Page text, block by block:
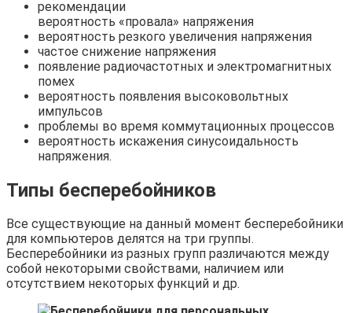
вероятность «провала» напряжения
вероятность резкого увеличения напряжения
частое снижение напряжения
появление радиочастотных и электромагнитных
помех
вероятность появления высоковольтных
импульсов
проблемы во время коммутационных процессов
вероятность искажения синусоидальность
напряжения.
Типы бесперебойников
Все существующие на данный момент бесперебойники
для компьютеров делятся на три группы.
Бесперебойники из разных групп различаются между
собой некоторыми свойствами, наличием или
отсутствием некоторых функций и др.